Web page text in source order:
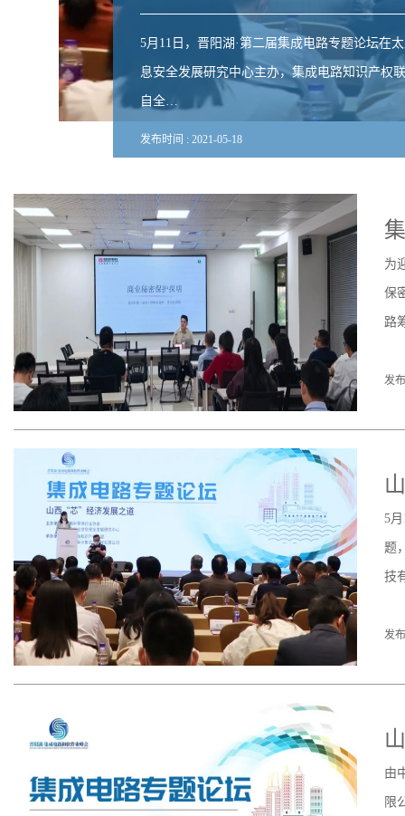
5月11日，晋阳湖·第二届集成电路专题论坛在
息安全发展研究中心主办，集成电路知识产权
自全…
发布时间 : 2021-05-18
为
保
路
发
5
题
技
发
由
限